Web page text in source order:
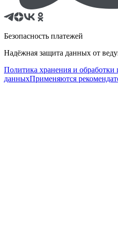
Безопасность платежей
Надёжная защита данных от
Политика хранения и обработки
данныхПрименяются